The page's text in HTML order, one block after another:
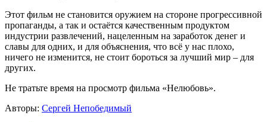
Этот фильм не становится оружием на стороне прогрессивной
пропаганды, а так и остаётся качественным продуктом
индустрии развлечений, нацеленным на заработок денег и
славы для одних, и для объяснения, что всё у нас плохо,
ничего не изменится, не стоит бороться за лучший мир – для
других.
Не тратьте время на просмотр фильма «Нелюбовь».
Авторы: Сергей Непобедимый